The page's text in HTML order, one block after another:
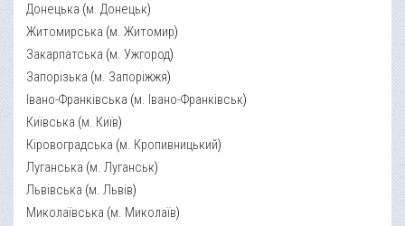
Донецька (м. Донецьк)
Житомирська (м. Житомир)
Закарпатська (м. Ужгород)
Запорізька (м. Запоріжжя)
Івано-Франківська (м. Івано-Франківськ)
Київська (м. Київ)
Кіровоградська (м. Кропивницький)
Луганська (м. Луганськ)
Львівська (м. Львів)
Миколаївська (м. Миколаїв)